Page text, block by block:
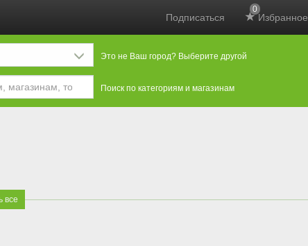
Подписаться Избранное
0
Это не Ваш город? Выберите другой
Поиск по категориям и магазинам
все